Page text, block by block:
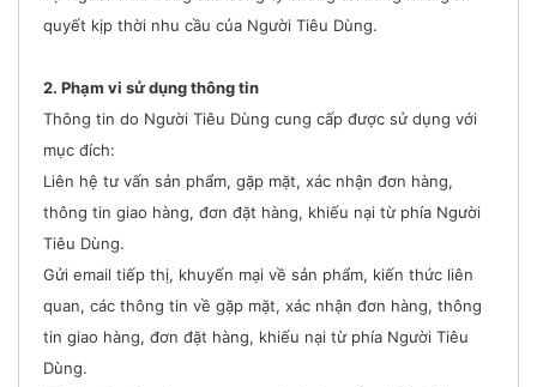
quyết kịp thời nhu cầu của Người Tiêu Dùng.
2. Phạm vi sử dụng thông tin
Thông tin do Người Tiêu Dùng cung cấp được sử dụng với
mục đích:
Liên hệ tư vấn sản phẩm, gặp mặt, xác nhận đơn hàng,
thông tin giao hàng, đơn đặt hàng, khiếu nại từ phía Người
Tiêu Dùng.
Gửi email tiếp thị, khuyến mại về sản phẩm, kiến thức liên
quan, các thông tin về gặp mặt, xác nhận đơn hàng, thông
tin giao hàng, đơn đặt hàng, khiếu nại từ phía Người Tiêu
Dùng.